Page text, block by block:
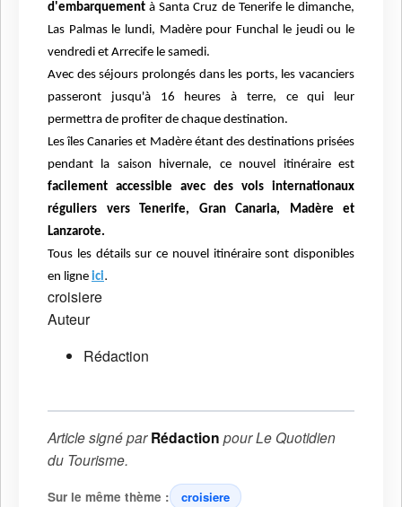
d'embarquementà Santa Cruz de Tenerife le dimanche,
Las Palmas le lundi, Madère pour Funchal le jeudi ou le
vendredi et Arrecife le samedi.
Avec des séjours prolongés dans les ports, les vacanciers
passeront jusqu'à 16 heures à terre, ce qui leur
permettra de profiter de chaque destination.
Les îles Canaries et Madère étant des destinations prisées
pendant la saison hivernale, ce nouvel itinéraire est
facilement accessible avec des vols internationaux
réguliers vers Tenerife, Gran Canaria, Madère et
Lanzarote.
Tous les détails sur ce nouvel itinéraire sont disponibles
en ligne ici.
croisiere
Auteur
Rédaction
Article signé parRédaction pourLe Quotidien
du Tourisme.
Sur le même thème : croisiere